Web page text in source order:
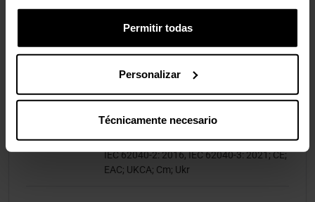
Permitir todas
Personalizar
Técnicamente necesario
Aprobaciones reguladoras
Certificados de
Directiva de bajo voltaje (LVDˌ Low
Certificación
EN IEC 62040-1:2019; EN 62040-2:2006;
IEC 62040-2: 2016, IEC 62040-3: 2021; CE;
EAC; UKCA; Cm; Ukr